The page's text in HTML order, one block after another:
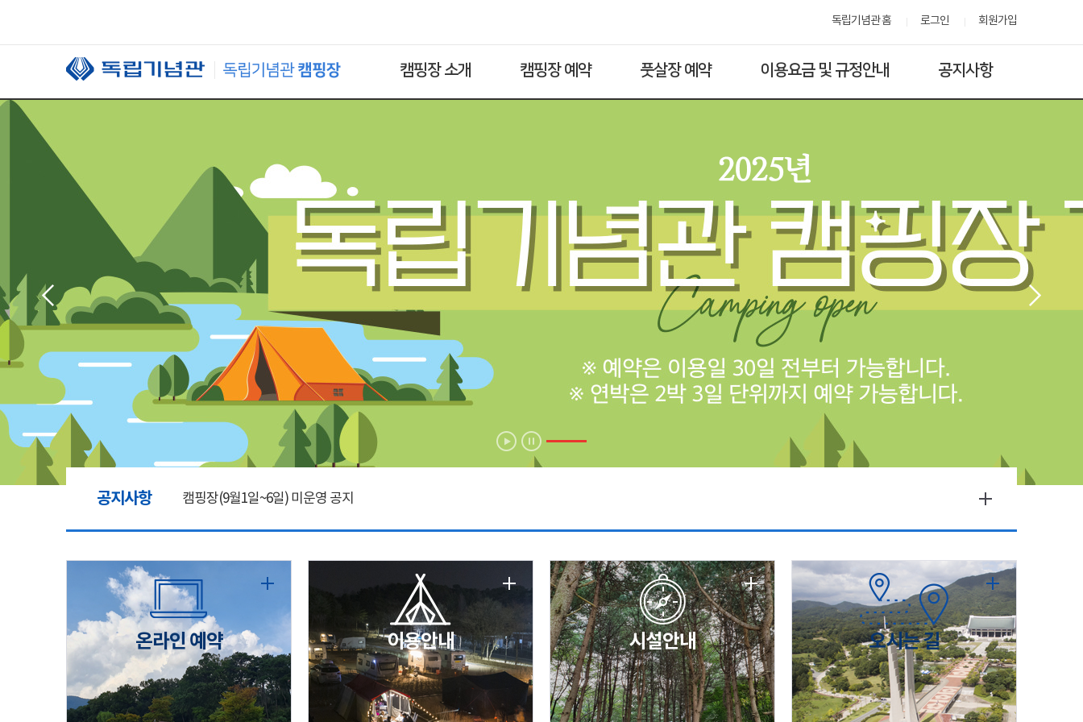
독립기념관 홈 로그인 회원가입
캠핑장 소개 캠핑장 예약 풋살장 예약 이용요금 및 규정안내 공지사항
공지사항 캠핑장(9월1일~6일) 미운영 공지
[6/1]전산시스템 점검 및 안정화에 따른 서비스 이용 제한 안내
2026년 5월 캠핑장 안점 점검의 날 변경 안내
캠핑장(9월1일~6일) 미운영 공지
온라인 예약 이용안내 시설안내 오시는 길